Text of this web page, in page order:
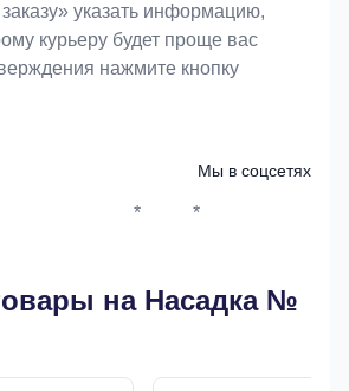
указать информацию,
курьеру будет проще вас
нажмите кнопку
Мы в соцсетях
* *
на Насадка №